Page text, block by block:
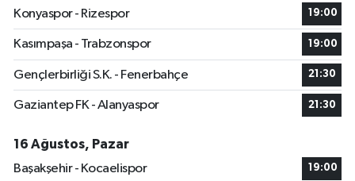
Konyaspor - Rizespor
19:00
Kasımpaşa - Trabzonspor 19:00
Gençlerbirliği S.K. - Fenerbahçe 21:30
Gaziantep FK - Alanyaspor 21:30
16 Ağustos, Pazar
Başakşehir - Kocaelispor
19:00